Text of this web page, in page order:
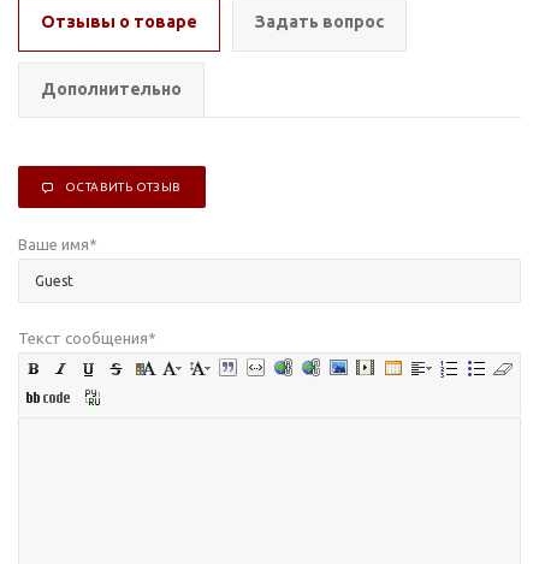
Отзывы о товаре Задать вопрос
Дополнительно
ОСТАВИТЬ ОТЗЫВ
Ваше имя*
Текст сообщения*